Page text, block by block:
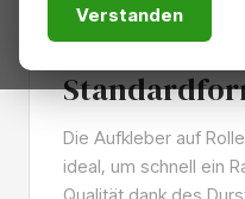
Aufkleber
Die Aufkleber auf
ideal, um schnell ein
Verstanden